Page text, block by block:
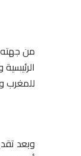
من جهته
للمغرب
وبعد